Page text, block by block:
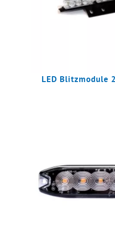
LED Blitzmodule